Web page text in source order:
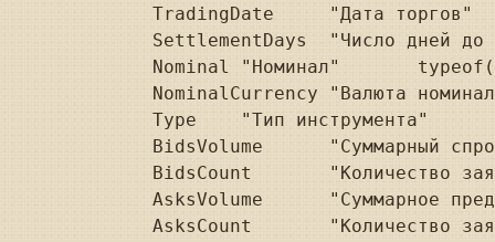
TradingDate	"Дата торгов"	typeof(DateTime));
SettlementDays	"Число дней до погашения"	typeof(int));
Nominal	"Номинал"	typeof(decimal));
NominalCurrency	"Валюта номинала"	typeof(string));
Type	"Тип инструмента"	typeof(string));
BidsVolume	"Суммарный спрос"	typeof(decimal));
BidsCount	"Количество заявок на покупку"	typeof(int));
AsksVolume	"Суммарное предложение"	typeof(decimal));
AsksCount	"Количество заявок на продажу"	typeof(int));